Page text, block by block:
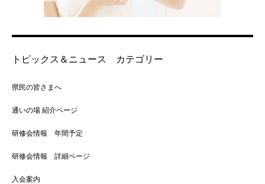
トピックス＆ニュース カテゴリー
県民の皆さまへ
通いの場 紹介ページ
研修会情報 年間予定
研修会情報 詳細ページ
入会案内